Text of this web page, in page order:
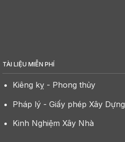
TÀI LIỆU MIỄN PHÍ
Kiêng kỵ - Phong thủy
Pháp lý - Giấy phép Xây Dựng
Kinh Nghiệm Xây Nhà